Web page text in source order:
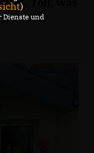
)
Dienste und